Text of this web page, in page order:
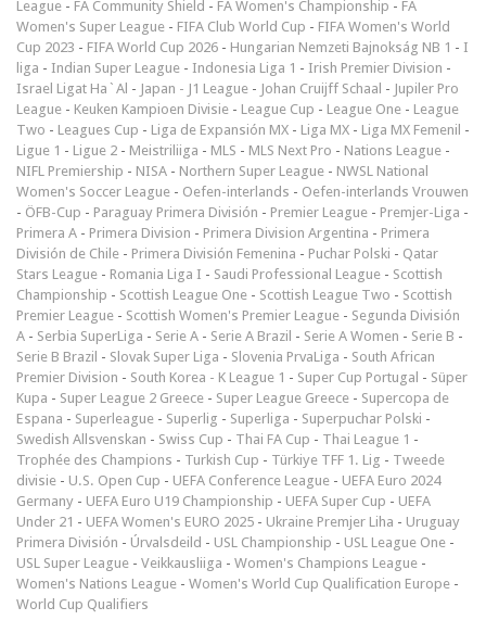
League - FA Community Shield - FA Women's Championship - FA
Women's Super League - FIFA Club World Cup - FIFA Women's World
Cup 2023 - FIFA World Cup 2026 - Hungarian Nemzeti Bajnokság NB 1 - I
liga - Indian Super League - Indonesia Liga 1 - Irish Premier Division -
Israel Ligat Ha`Al - Japan - J1 League - Johan Cruijff Schaal - Jupiler Pro
League - Keuken Kampioen Divisie - League Cup - League One - League
Two - Leagues Cup - Liga de Expansión MX - Liga MX - Liga MX Femenil -
Ligue 1 - Ligue 2 - Meistriliiga - MLS - MLS Next Pro - Nations League -
NIFL Premiership - NISA - Northern Super League - NWSL National
Women's Soccer League - Oefen-interlands - Oefen-interlands Vrouwen
- ÖFB-Cup - Paraguay Primera División - Premier League - Premjer-Liga -
Primera A - Primera Division - Primera Division Argentina - Primera
División de Chile - Primera División Femenina - Puchar Polski - Qatar
Stars League - Romania Liga I - Saudi Professional League - Scottish
Championship - Scottish League One - Scottish League Two - Scottish
Premier League - Scottish Women's Premier League - Segunda División
A - Serbia SuperLiga - Serie A - Serie A Brazil - Serie A Women - Serie B -
Serie B Brazil - Slovak Super Liga - Slovenia PrvaLiga - South African
Premier Division - South Korea - K League 1 - Super Cup Portugal - Süper
Kupa - Super League 2 Greece - Super League Greece - Supercopa de
Espana - Superleague - Superlig - Superliga - Superpuchar Polski -
Swedish Allsvenskan - Swiss Cup - Thai FA Cup - Thai League 1 -
Trophée des Champions - Turkish Cup - Türkiye TFF 1. Lig - Tweede
divisie - U.S. Open Cup - UEFA Conference League - UEFA Euro 2024
Germany - UEFA Euro U19 Championship - UEFA Super Cup - UEFA
Under 21 - UEFA Women's EURO 2025 - Ukraine Premjer Liha - Uruguay
Primera División - Úrvalsdeild - USL Championship - USL League One -
USL Super League - Veikkausliiga - Women's Champions League -
Women's Nations League - Women's World Cup Qualification Europe -
World Cup Qualifiers